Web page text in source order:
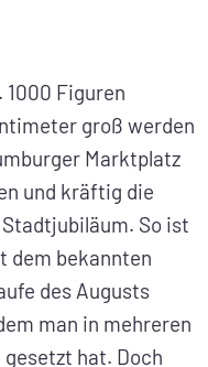
Figuren
groß werden
Marktplatz
und kräftig die
So ist
dem bekannten
des Augusts
man in mehreren
hat. Doch